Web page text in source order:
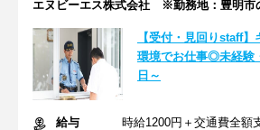
エヌビーエス株式会社 ※勤務地：豊明市
【受付・見回りstaff
環境でお仕事◎未経験
日～
給与
時給1200円＋交通費全額